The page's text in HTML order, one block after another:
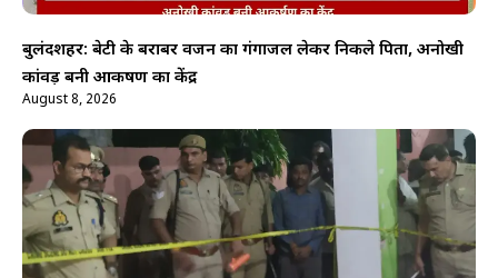
बुलंदशहर: बेटी के बराबर वजन का गंगाजल लेकर निकले पिता, अनोखी
कांवड़ बनी आकर्षण का केंद्र
August 8, 2026